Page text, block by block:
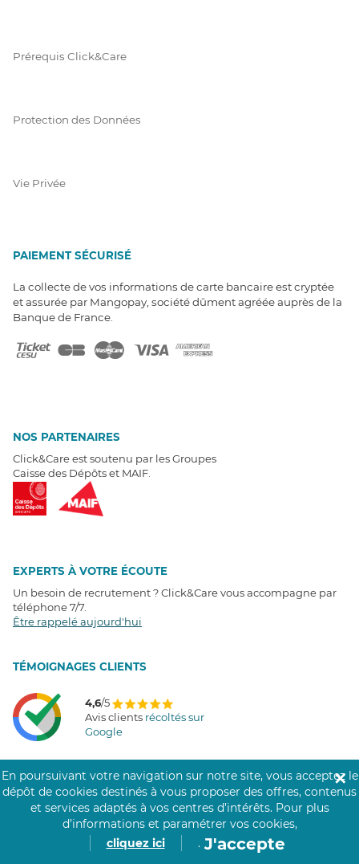
Prérequis Click&Care
Protection des Données
Vie Privée
PAIEMENT SÉCURISÉ
La collecte de vos informations de carte bancaire est cryptée
et assurée par Mangopay, société dûment agréée auprès de la
Banque de France.
NOS PARTENAIRES
Click&Care est soutenu par les Groupes
Caisse des Dépôts et MAIF.
EXPERTS À VOTRE ÉCOUTE
Un besoin de recrutement ? Click&Care vous accompagne par
téléphone 7/7
Être rappelé aujourd'hui
TÉMOIGNAGES CLIENTS
4,6/5
Avis clients récoltés sur
Google
COMMUNAUTÉ CLICK&CARE
En poursuivant votre navigation sur notre site, vous acceptez le
dépôt de cookies destinés à vous proposer des offres, contenus
et services adaptés à vos centres d’intérêts. Pour plus
d’informations et paramétrer vos cookies,
cliquez ici
. J'accepte
✕